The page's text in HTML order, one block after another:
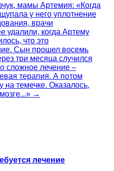
мамы Артемия: «Когда
у него уплотнение
врачи
удалили, когда Артему
что это
Сын прошел восемь
три месяца случился
сложное лечение –
терапия. А потом
темечке. Оказалось,
→
лечение